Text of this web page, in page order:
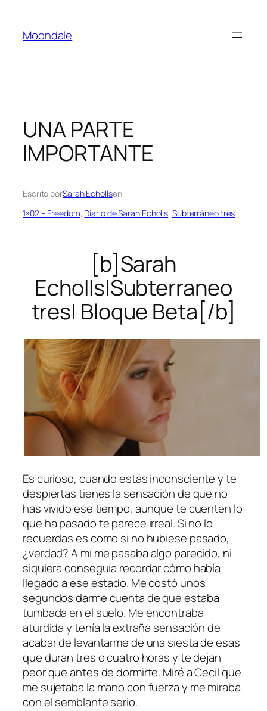
contenido
Moondale
UNA PARTE
IMPORTANTE
Escrito porSarah Echollsen
1×02 – Freedom, Diario de Sarah Echolls, Subterráneo tres
[b]Sarah
Echolls|Subterraneo
tres| Bloque Beta[/b]
Es curioso, cuando estás inconsciente y te
despiertas tienes la sensación de que no
has vivido ese tiempo, aunque te cuenten lo
que ha pasado te parece irreal. Si no lo
recuerdas es como si no hubiese pasado,
¿verdad? A mí me pasaba algo parecido, ni
siquiera conseguía recordar cómo había
llegado a ese estado. Me costó unos
segundos darme cuenta de que estaba
tumbada en el suelo. Me encontraba
aturdida y tenía la extraña sensación de
acabar de levantarme de una siesta de esas
que duran tres o cuatro horas y te dejan
peor que antes de dormirte. Miré a Cecil que
me sujetaba la mano con fuerza y me miraba
con el semblante serio.